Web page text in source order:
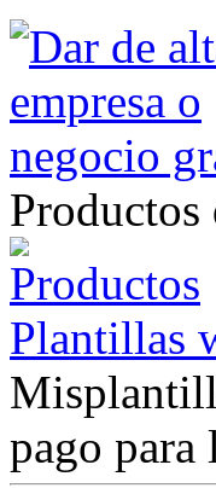
Productos
Plantillas
pago para